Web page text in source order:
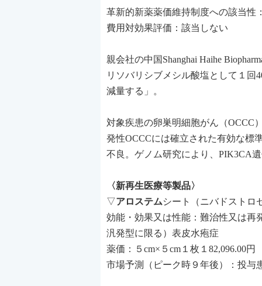
革新的新薬薬価維持制度への該当性
費用対効果評価：該当しない
親会社の中国Shanghai Haihe
リソバリシブメシル酸塩として１回
減量する」。
対象疾患の卵巣明細胞がん（OCCC
発性OCCCには確立された有効な標
不良。ゲノム研究により、PIK3CA
〈新再生医療等製品〉
▽アロステムシート（ニバドストロ
効能・効果又は性能：難治性又は再
汎発型に限る）表皮水疱症
薬価：５cm×５cm１枚１82,096.00円
市場予測（ピーク時９年後）：投与